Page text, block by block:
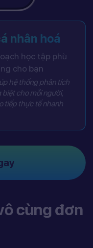
nhân hoá
học tập phù
cho bạn
hệ thống phân tích
biệt cho mỗi người,
tiếp thực tế nhanh
cùng đơn